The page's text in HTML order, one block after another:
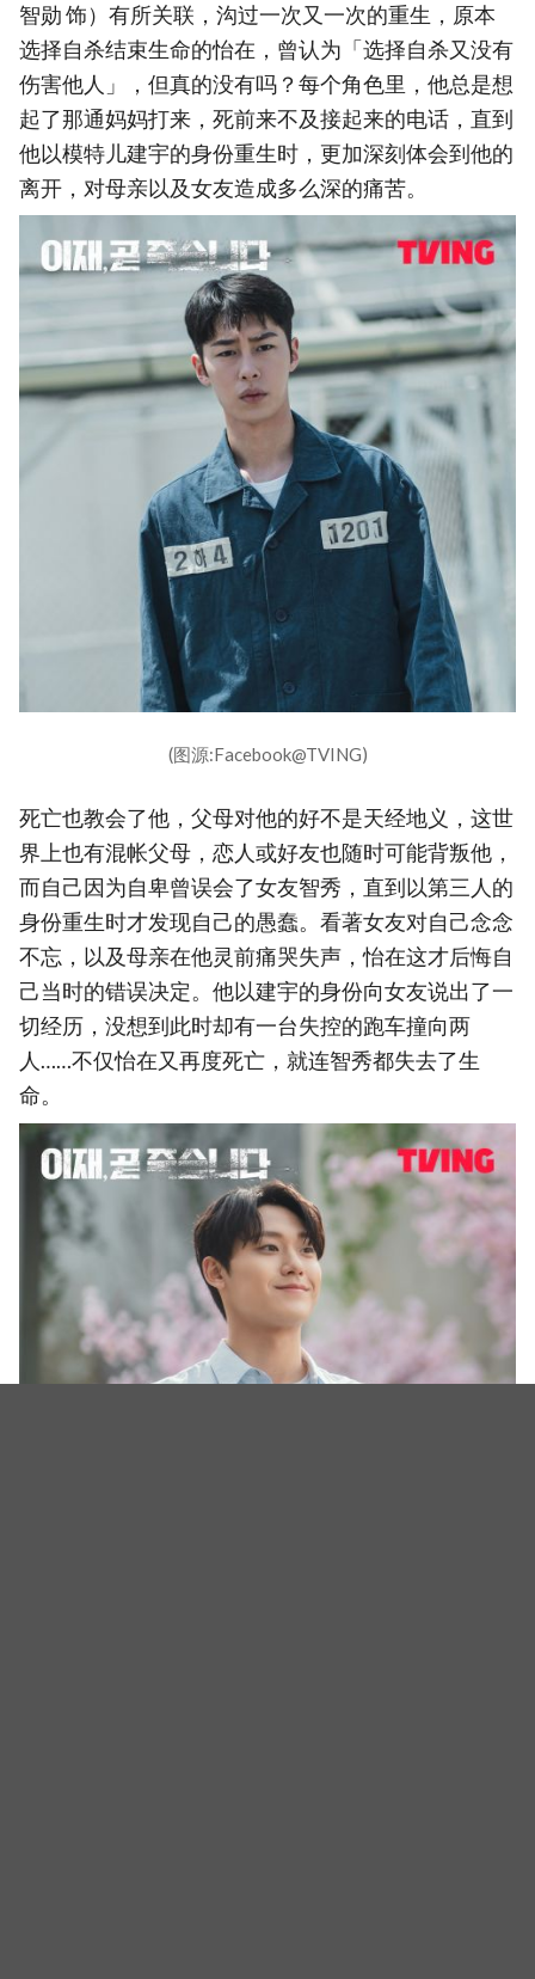
智勋 饰）有所关联，沟过一次又一次的重生，原本
选择自杀结束生命的怡在，曾认为「选择自杀又没有
伤害他人」，但真的没有吗？每个角色里，他总是想
起了那通妈妈打来，死前来不及接起来的电话，直到
他以模特儿建宇的身份重生时，更加深刻体会到他的
离开，对母亲以及女友造成多么深的痛苦。
(图源:Facebook@TVING)
死亡也教会了他，父母对他的好不是天经地义，这世
界上也有混帐父母，恋人或好友也随时可能背叛他，
而自己因为自卑曾误会了女友智秀，直到以第三人的
身份重生时才发现自己的愚蠢。看著女友对自己念念
不忘，以及母亲在他灵前痛哭失声，怡在这才后悔自
己当时的错误决定。他以建宇的身份向女友说出了一
切经历，没想到此时却有一台失控的跑车撞向两
人……不仅怡在又再度死亡，就连智秀都失去了生
命。